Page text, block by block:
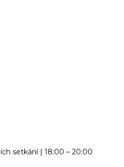
setkání | 18:00 –⁠ 20:00